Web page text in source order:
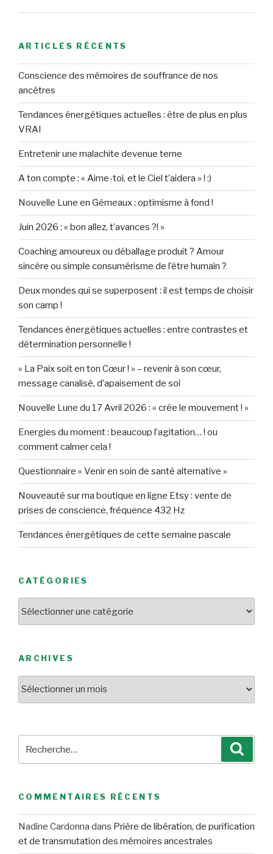
ARTICLES RÉCENTS
Conscience des mémoires de souffrance de nos
ancêtres
Tendances énergétiques actuelles : être de plus en plus
VRAI
Entretenir une malachite devenue terne
A ton compte : « Aime-toi, et le Ciel t’aidera » ! :)
Nouvelle Lune en Gémeaux : optimisme à fond !
Juin 2026 : « bon allez, t’avances ?! »
Coaching amoureux ou déballage produit ? Amour
sincère ou simple consumérisme de l’être humain ?
Deux mondes qui se superposent : il est temps de choisir
son camp !
Tendances énergétiques actuelles : entre contrastes et
détermination personnelle !
« La Paix soit en ton Cœur ! » – revenir à son cœur,
message canalisé, d’apaisement de soi
Nouvelle Lune du 17 Avril 2026 : « crée le mouvement ! »
Energies du moment : beaucoup l’agitation… ! ou
comment calmer cela !
Questionnaire « Venir en soin de santé alternative »
Nouveauté sur ma boutique en ligne Etsy : vente de
prises de conscience, fréquence 432 Hz
Tendances énergétiques de cette semaine pascale
CATÉGORIES
ARCHIVES
COMMENTAIRES RÉCENTS
Nadine Cardonna dans Prière de libération, de purification
et de transmutation des mémoires ancestrales